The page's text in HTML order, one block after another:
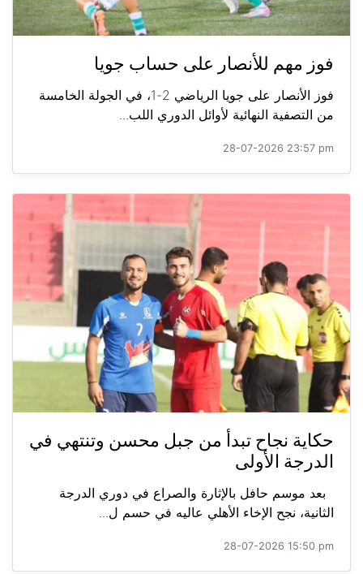
فوز مهم للأنصار على حساب جويا
فوز الأنصار على جويا الرياضي 2-1، في الجولة الخامسة
من التصفية النهائية لأوائل الدوري اللب...
28-07-2026 23:57 pm
حكاية نجاح تبدأ من جبل محسن وتنتهي في
الدرجة الأولى
بعد موسم حافل بالإثارة والصراع في دوري الدرجة
الثانية، نجح الإخاء الأهلي عاليه في حسم ل...
28-07-2026 15:50 pm